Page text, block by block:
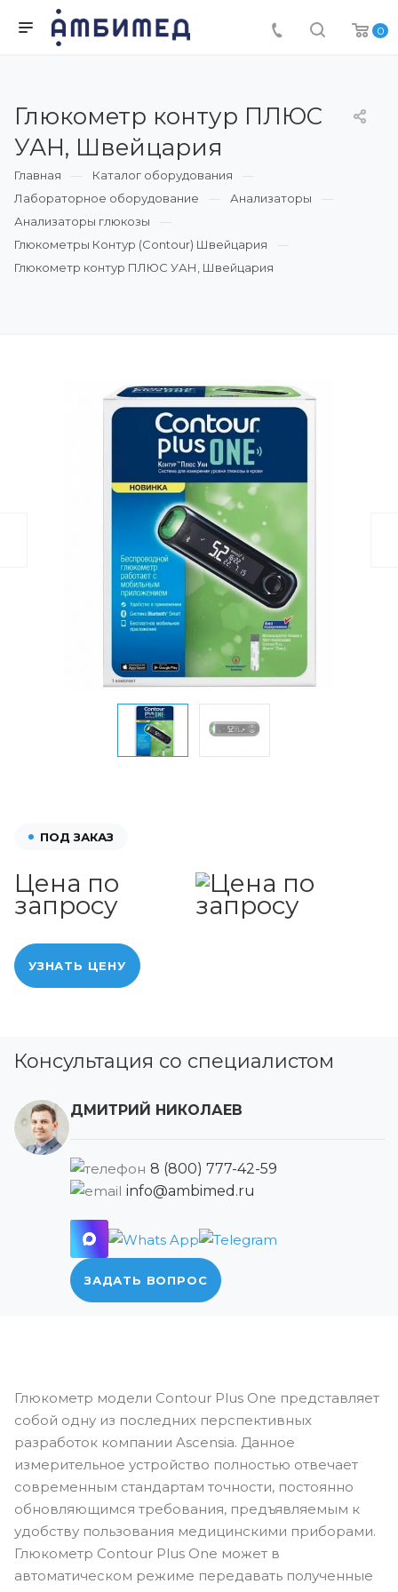
0
Глюкометр контур ПЛЮС
УАН, Швейцария
Главная
Каталог оборудования
Лабораторное оборудование
Анализаторы
Анализаторы глюкозы
Глюкометры Контур (Contour) Швейцария
Глюкометр контур ПЛЮС УАН, Швейцария
ПОД ЗАКАЗ
Цена по
запросу
УЗНАТЬ ЦЕНУ
Консультация со специалистом
ДМИТРИЙ НИКОЛАЕВ
8 (800) 777-42-59
info@ambimed.ru
ЗАДАТЬ ВОПРОС
Глюкометр модели Contour Plus One представляет
собой одну из последних перспективных
разработок компании Ascensia. Данное
измерительное устройство полностью отвечает
современным стандартам точности, постоянно
обновляющимся требования, предъявляемым к
удобству пользования медицинскими приборами.
Глюкометр Contour Plus One может в
автоматическом режиме передавать полученные